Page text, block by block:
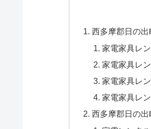
西多摩郡日の
家電家具レ
家電家具レ
家電家具レ
家電家具レ
西多摩郡日の